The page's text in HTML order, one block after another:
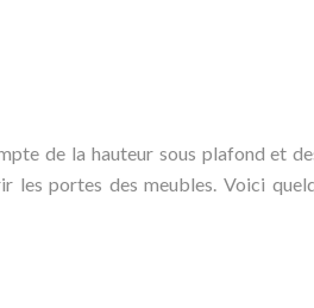
de la hauteur sous plafond et
les portes des meubles. Voici